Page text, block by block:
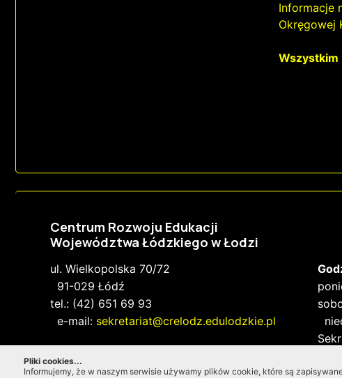
Informacje
Okręgowej
Wszystkim
Centrum Rozwoju Edukacji
Województwa Łódzkiego w Łodzi
ul. Wielkopolska 70/72
91-029 Łódź
tel.: (42) 651 69 93
e-mail: sekretariat@crelodz.edulodzkie.pl
Pliki cookies...
Informujemy, że w naszym serwisie używamy plików cookie, które są